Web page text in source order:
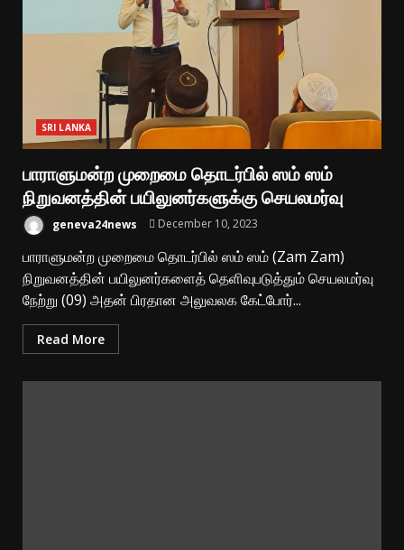
SRI LANKA
பாராளுமன்ற முறைமை தொடர்பில் ஸம் ஸம்
நிறுவனத்தின் பயிலுனர்களுக்கு செயலமர்வு
geneva24news December 10, 2023
பாராளுமன்ற முறைமை தொடர்பில் ஸம் ஸம் (Zam Zam)
நிறுவனத்தின் பயிலுனர்களைத் தெளிவுபடுத்தும் செயலமர்வு
நேற்று (09) அதன் பிரதான அலுவலக கேட்போர்...
Read More